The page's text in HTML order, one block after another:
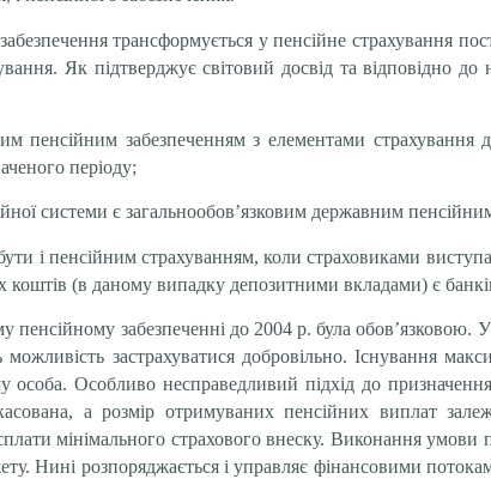
трансформується у пенсійне страхування
Як підтверджує світовий досвід та відповідно до
пенсійним забезпеченням з елементами
періоду;
системи є загальнообов’язковим державним
і пенсійним страхуванням, коли страховиками
(в даному випадку депозитними вкладами) є
пенсійному забезпеченні до 2004 р. була
застрахуватися добровільно. Існування
особа. Особливо несправедливий підхід до
а розмір отримуваних пенсійних виплат
мінімального страхового внеску. Виконання
Нині розпоряджається і управляє фінансовими